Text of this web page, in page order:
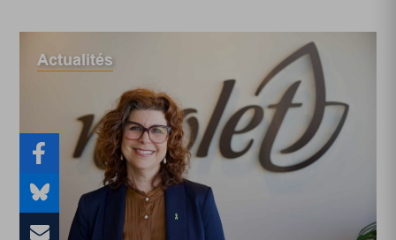
Actualités